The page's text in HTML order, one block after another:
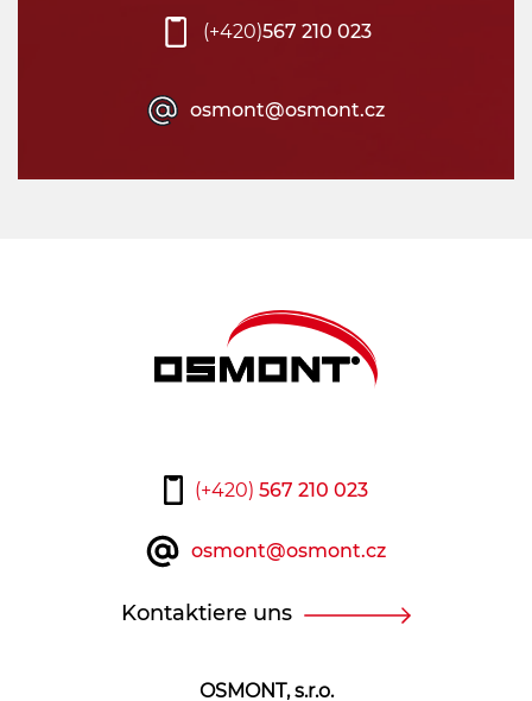
(+420)567 210 023
osmont@osmont.cz
OSMONT, s.r.o.
(+420) 567 210 023
osmont@osmont.cz
Kontaktiere uns